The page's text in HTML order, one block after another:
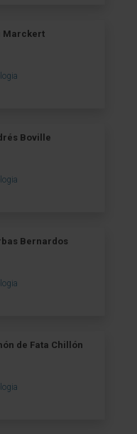
Marckert
Boville
Bernardos
de Fata Chillón